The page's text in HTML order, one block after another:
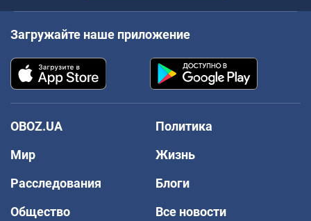
Загружайте наше приложение
OBOZ.UA
Политика
Мир
Жизнь
Расследования
Блоги
Общество
Все новости